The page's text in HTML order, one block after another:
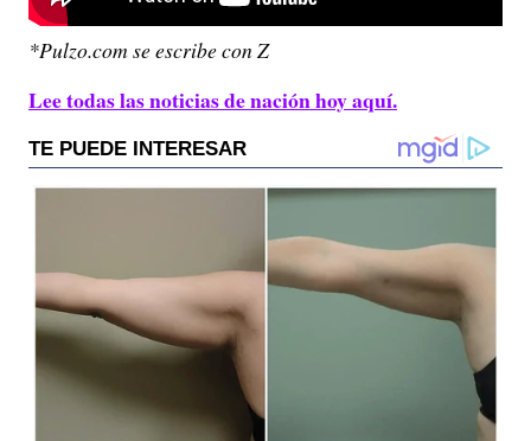
*Pulzo.com se escribe con Z
Lee todas las noticias de nación hoy aquí.